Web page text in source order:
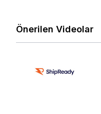
Önerilen Videolar